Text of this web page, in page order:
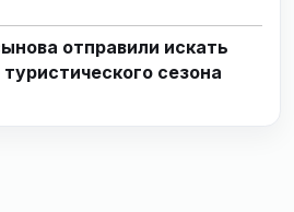
отправили искать
сезона